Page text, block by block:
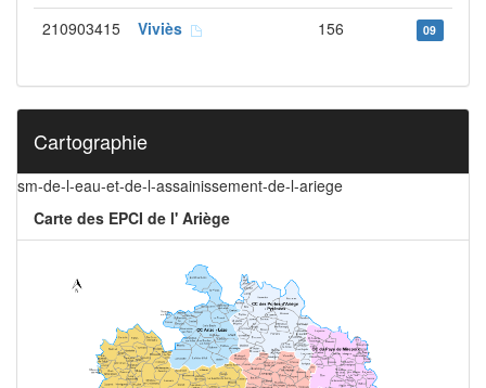
210903415 Viviès 156 09
Cartographie
sm-de-l-eau-et-de-l-assainissement-de-l-ariege
Carte des EPCI de l' Ariège